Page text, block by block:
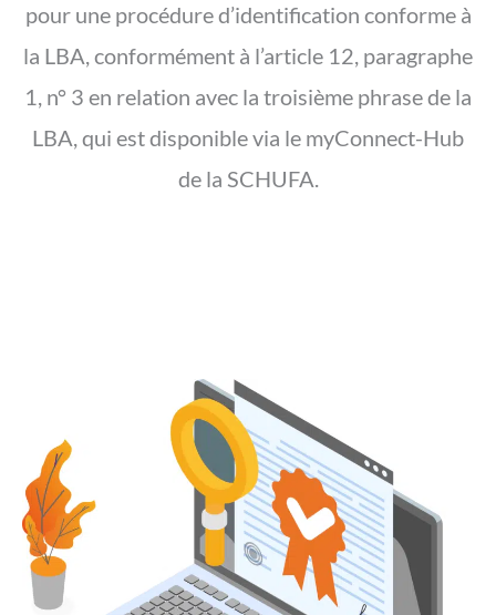
pour une procédure d’identification conforme à
la LBA, conformément à l’article 12, paragraphe
1, n° 3 en relation avec la troisième phrase de la
LBA, qui est disponible via le myConnect-Hub
de la SCHUFA.